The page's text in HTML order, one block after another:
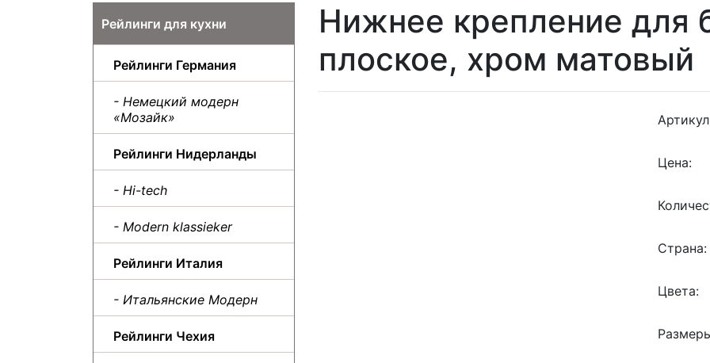
Рейлинги для кухни
Рейлинги Германия
- Немецкий модерн
«Мозайк»
Рейлинги Нидерланды
- Hi-tech
- Modern klassieker
Рейлинги Италия
- Итальянские Модерн
Рейлинги Чехия
Нижнее крепление для
плоское, хром матовый
Цена:
Страна:
Цвета: